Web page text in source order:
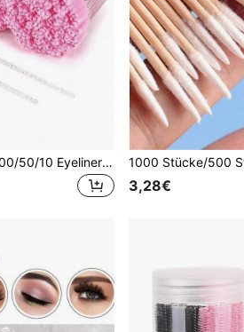
1000/500/100/200/50/10 Eyeliner Stifte, Kristall Augenbrauenbürste, Augenbrauenbürste, geeignet für Augenbrauen, Wimpernverlängerung, Augenbrauenkosmetik (Rosa), Kosmetikzubehör, Kosmetikwerkzeuge, Frauengeschenke, Weihnachtsgeschenke
3,28€